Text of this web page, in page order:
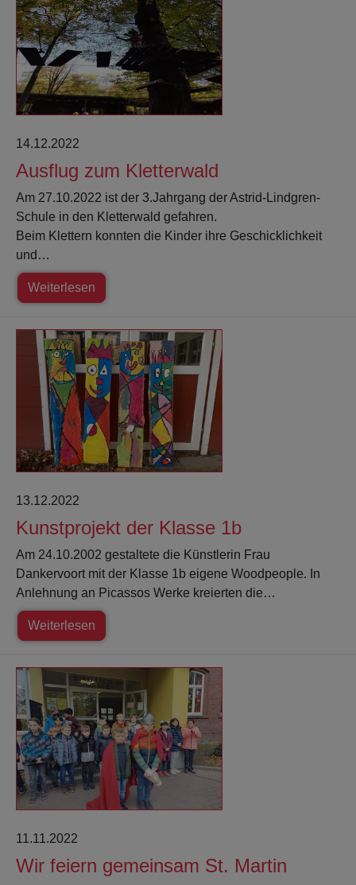
14.12.2022
Ausflug zum Kletterwald
Am 27.10.2022 ist der 3.Jahrgang der Astrid-Lindgren-
Schule in den Kletterwald gefahren.
Beim Klettern konnten die Kinder ihre Geschicklichkeit
und…
Weiterlesen
13.12.2022
Kunstprojekt der Klasse 1b
Am 24.10.2002 gestaltete die Künstlerin Frau
Dankervoort mit der Klasse 1b eigene Woodpeople. In
Anlehnung an Picassos Werke kreierten die…
Weiterlesen
11.11.2022
Wir feiern gemeinsam St. Martin